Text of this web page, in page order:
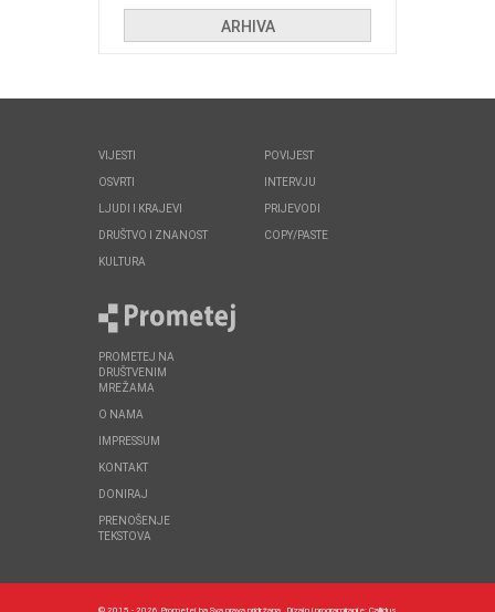
ARHIVA
VIJESTI
OSVRTI
LJUDI I KRAJEVI
DRUŠTVO I ZNANOST
KULTURA
POVIJEST
INTERVJU
PRIJEVODI
COPY/PASTE
PROMETEJ NA
DRUŠTVENIM
MREŽAMA
O NAMA
IMPRESSUM
KONTAKT
DONIRAJ
PRENOŠENJE
TEKSTOVA